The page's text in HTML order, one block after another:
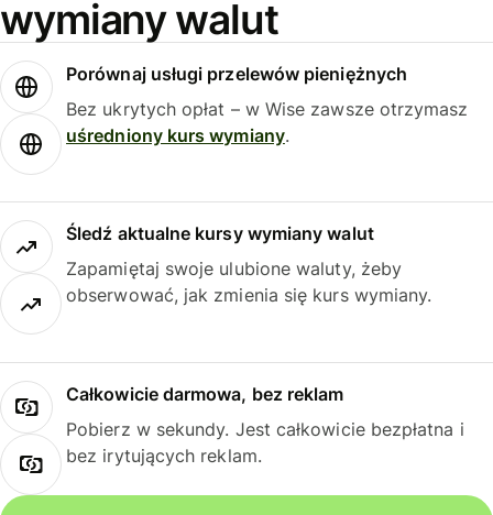
wymiany walut
Porównaj usługi przelewów pieniężnych
Bez ukrytych opłat – w Wise zawsze otrzymasz
uśredniony kurs wymiany.
Śledź aktualne kursy wymiany walut
Zapamiętaj swoje ulubione waluty, żeby
obserwować, jak zmienia się kurs wymiany.
Całkowicie darmowa, bez reklam
Pobierz w sekundy. Jest całkowicie bezpłatna i
bez irytujących reklam.